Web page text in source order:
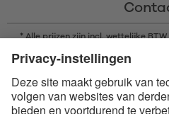
* Alle prijzen zijn incl. wettelijke
rembourskosten, indien
handelsmerken van Bluetooth SIG,
merken door Satisfyer